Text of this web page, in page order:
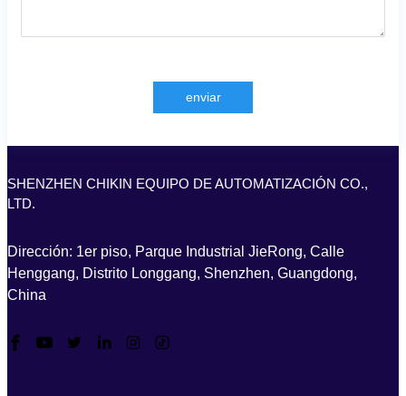
enviar
SHENZHEN CHIKIN EQUIPO DE AUTOMATIZACIÓN CO.,
LTD.
Dirección: 1er piso, Parque Industrial JieRong, Calle
Henggang, Distrito Longgang, Shenzhen, Guangdong,
China